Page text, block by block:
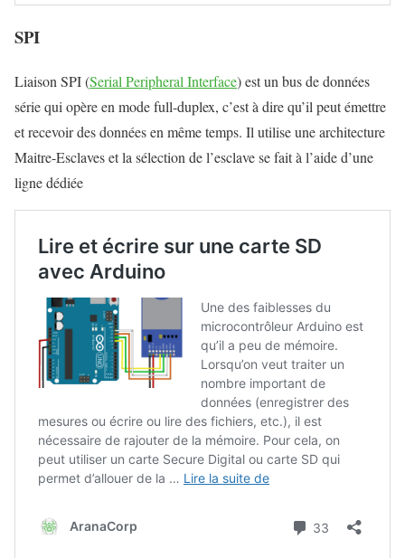
SPI
Liaison SPI (Serial Peripheral Interface) est un bus de données
série qui opère en mode full-duplex, c’est à dire qu’il peut émettre
et recevoir des données en même temps. Il utilise une architecture
Maitre-Esclaves et la sélection de l’esclave se fait à l’aide d’une
ligne dédiée